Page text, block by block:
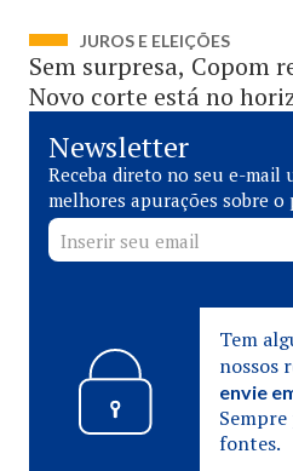
JUROS E ELEIÇÕES
Sem surpresa, Copom
Novo corte está no
Newsletter
Receba direto no seu e-mail
melhores apurações sobre o
Tem
nossos
envie
Sempre
fontes.